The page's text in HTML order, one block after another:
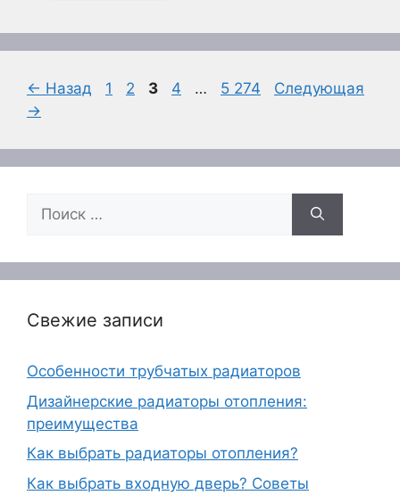
← Назад Страница
1 Страница
2 Страница
3 Страница
4 … Страница
5 274
Следующая
→
Поиск:
Свежие записи
Особенности трубчатых радиаторов
Дизайнерские радиаторы отопления:
преимущества
Как выбрать радиаторы отопления?
Как выбрать входную дверь? Советы